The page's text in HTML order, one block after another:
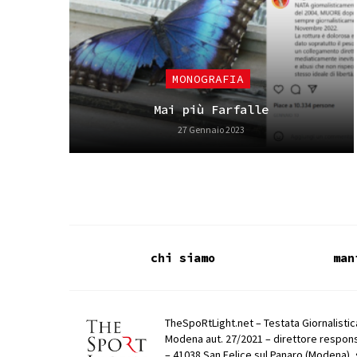
MONOGRAFIA
Mai più Farfalle
27 Gennaio 2023
chi siamo
TheSpoRtLight.net – Testata
Modena aut. 27/2021 – direttore